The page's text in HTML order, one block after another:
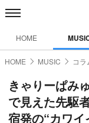
HOME
HOME MUSIC コラ
きゃりーぱみ
で見えた先駆
宿発の“カワイ